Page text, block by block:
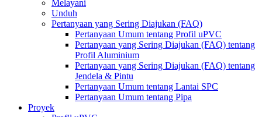
Melayani
Unduh
Pertanyaan yang Sering Diajukan (FAQ)
Pertanyaan Umum tentang Profil uPVC
Pertanyaan yang Sering Diajukan (FAQ) tentang
Profil Aluminium
Pertanyaan yang Sering Diajukan (FAQ) tentang
Jendela & Pintu
Pertanyaan Umum tentang Lantai SPC
Pertanyaan Umum tentang Pipa
Proyek